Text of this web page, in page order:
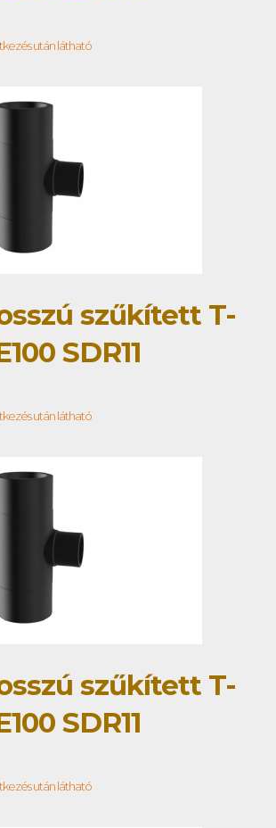
után látható
szűkített T-
SDR11
után látható
szűkített T-
SDR11
után látható